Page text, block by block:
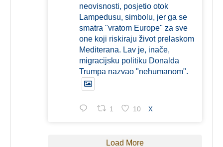
neovisnosti, posjetio otok
Lampedusu, simbolu, jer ga se
smatra "vratom Europe" za sve
one koji riskiraju život prelaskom
Mediterana. Lav je, inače,
migracijsku politiku Donalda
Trumpa nazvao "nehumanom".
1 10 X
Load More